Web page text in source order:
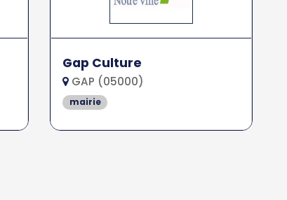
Gap Culture
GAP (05000)
mairie